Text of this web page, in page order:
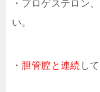
・プロゲステロン
い。
・ 胆管腔と連続 し